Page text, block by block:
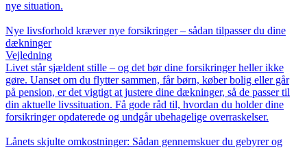
nye situation.
Nye livsforhold kræver nye forsikringer – sådan tilpasser du dine
dækninger
Vejledning
Livet står sjældent stille – og det bør dine forsikringer heller ikke
gøre. Uanset om du flytter sammen, får børn, køber bolig eller går
på pension, er det vigtigt at justere dine dækninger, så de passer til
din aktuelle livssituation. Få gode råd til, hvordan du holder dine
forsikringer opdaterede og undgår ubehagelige overraskelser.
Lånets skjulte omkostninger: Sådan gennemskuer du gebyrer og